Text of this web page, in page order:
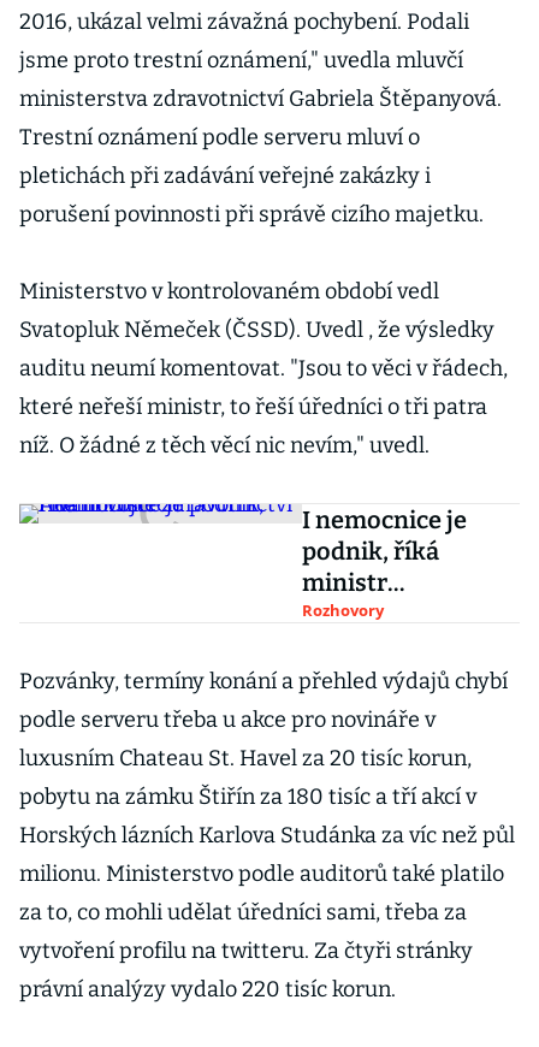
2016, ukázal velmi závažná pochybení. Podali
jsme proto trestní oznámení," uvedla mluvčí
ministerstva zdravotnictví Gabriela Štěpanyová.
Trestní oznámení podle serveru mluví o
pletichách při zadávání veřejné zakázky i
porušení povinnosti při správě cizího majetku.
Ministerstvo v kontrolovaném období vedl
Svatopluk Němeček (ČSSD). Uvedl , že výsledky
auditu neumí komentovat. "Jsou to věci v řádech,
které neřeší ministr, to řeší úředníci o tři patra
níž. O žádné z těch věcí nic nevím," uvedl.
I nemocnice je
podnik, říká
ministr
zdravotnictví
Rozhovory
Pozvánky, termíny konání a přehled výdajů chybí
podle serveru třeba u akce pro novináře v
luxusním Chateau St. Havel za 20 tisíc korun,
pobytu na zámku Štiřín za 180 tisíc a tří akcí v
Horských lázních Karlova Studánka za víc než půl
milionu. Ministerstvo podle auditorů také platilo
za to, co mohli udělat úředníci sami, třeba za
vytvoření profilu na twitteru. Za čtyři stránky
právní analýzy vydalo 220 tisíc korun.